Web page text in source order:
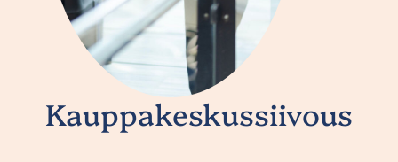
Kauppakeskussiivous